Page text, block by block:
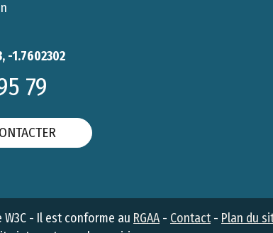
-1.7602302
79
- Il est conforme au RGAA - Contact- Plan du